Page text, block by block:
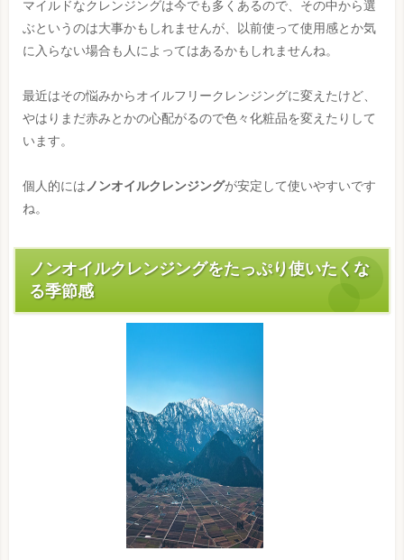
マイルドなクレンジングは今でも多くあるので、その中から選
ぶというのは大事かもしれませんが、以前使って使用感とか気
に入らない場合も人によってはあるかもしれませんね。
最近はその悩みからオイルフリークレンジングに変えたけど、
やはりまだ赤みとかの心配がるので色々化粧品を変えたりして
います。
個人的には ノンオイルクレンジングが安定して使いやすいです
ね。
ノンオイルクレンジングをたっぷり使いたくな
る季節感